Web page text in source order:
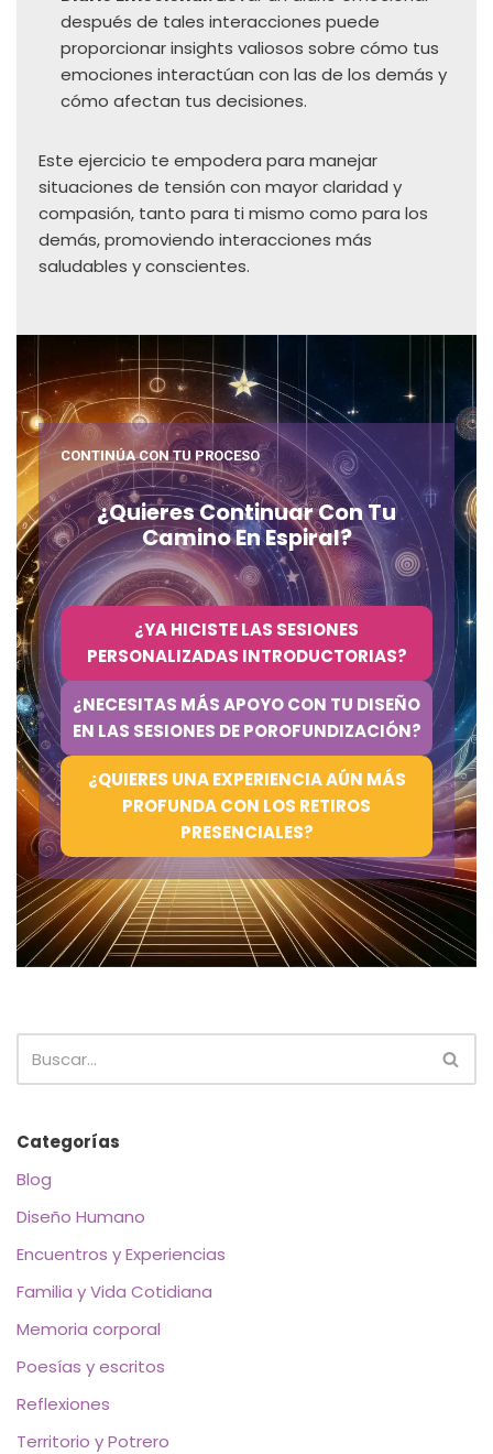
después de tales interacciones puede
proporcionar insights valiosos sobre cómo tus
emociones interactúan con las de los demás y
cómo afectan tus decisiones.
Este ejercicio te empodera para manejar
situaciones de tensión con mayor claridad y
compasión, tanto para ti mismo como para los
demás, promoviendo interacciones más
saludables y conscientes.
CONTINÚA CON TU PROCESO
¿Quieres Continuar Con Tu
Camino En Espiral?
¿YA HICISTE LAS SESIONES
PERSONALIZADAS INTRODUCTORIAS?
¿NECESITAS MÁS APOYO CON TU DISEÑO
EN LAS SESIONES DE POROFUNDIZACIÓN?
¿QUIERES UNA EXPERIENCIA AÚN MÁS
PROFUNDA CON LOS RETIROS
PRESENCIALES?
Categorías
Blog
Diseño Humano
Encuentros y Experiencias
Familia y Vida Cotidiana
Memoria corporal
Poesías y escritos
Reflexiones
Territorio y Potrero